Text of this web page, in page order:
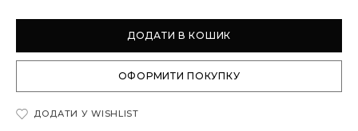
ДОДАТИ В КОШИК
ОФОРМИТИ ПОКУПКУ
ДОДАТИ У WISHLIST